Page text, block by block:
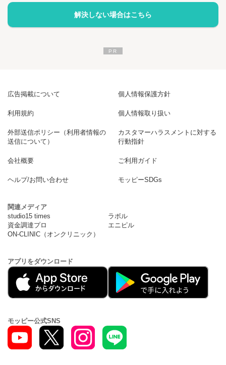
解決しない場合はこちら
広告掲載について 個人情報保護方針
利用規約 個人情報取り扱い
外部送信ポリシー（利用者情報の
送信について）
カスタマーハラスメントに対する
行動指針
会社概要 ご利用ガイド
ヘルプ/お問い合わせ モッピーSDGs
関連メディア
studio15 times
ラボル
資金調達プロ
エニピル
ON-CLINIC（オンクリニック）
アプリをダウンロード
モッピー公式SNS